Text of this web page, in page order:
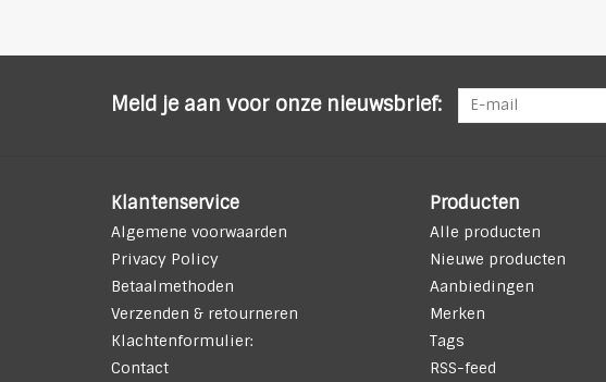
Meld je aan voor onze nieuwsbrief:
Klantenservice
Algemene voorwaarden
Privacy Policy
Betaalmethoden
Verzenden & retourneren
Klachtenformulier:
Contact
Producten
Alle producten
Nieuwe producten
Aanbiedingen
Merken
Tags
RSS-feed